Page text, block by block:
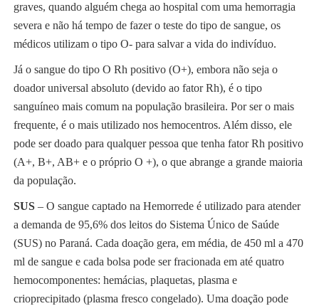
graves, quando alguém chega ao hospital com uma hemorragia
severa e não há tempo de fazer o teste do tipo de sangue, os
médicos utilizam o tipo O- para salvar a vida do indivíduo.
Já o sangue do tipo O Rh positivo (O+), embora não seja o
doador universal absoluto (devido ao fator Rh), é o tipo
sanguíneo mais comum na população brasileira. Por ser o mais
frequente, é o mais utilizado nos hemocentros. Além disso, ele
pode ser doado para qualquer pessoa que tenha fator Rh positivo
(A+, B+, AB+ e o próprio O +), o que abrange a grande maioria
da população.
SUS – O sangue captado na Hemorrede é utilizado para atender
a demanda de 95,6% dos leitos do Sistema Único de Saúde
(SUS) no Paraná. Cada doação gera, em média, de 450 ml a 470
ml de sangue e cada bolsa pode ser fracionada em até quatro
hemocomponentes: hemácias, plaquetas, plasma e
crioprecipitado (plasma fresco congelado). Uma doação pode